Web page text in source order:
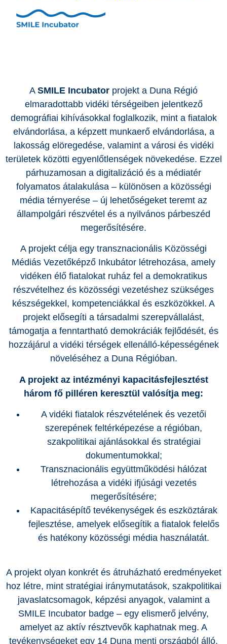
A SMILE Incubator projekt a Duna Régió
elmaradottabb vidéki térségeiben jelentkező
demográfiai kihívásokkal foglalkozik, mint a fiatalok
elvándorlása, a képzett munkaerő elvándorlása, a
lakosság elöregedése, valamint a városi és vidéki
területek közötti egyenlőtlenségek növekedése. Ezzel
párhuzamosan a digitalizáció és a médiatér
folyamatos átalakulása – különösen a közösségi
média térnyerése – új lehetőségeket teremt az
állampolgári részvétel és a nyilvános párbeszéd
megerősítésére.
A projekt célja egy transznacionális Közösségi
Médiás Vezetőképző Inkubátor létrehozása, amely
vidéken élő fiatalokat ruház fel a demokratikus
részvételhez és közösségi vezetéshez szükséges
készségekkel, kompetenciákkal és eszközökkel. A
projekt elősegíti a társadalmi szerepvállalást,
támogatja a fenntartható demokráciák fejlődését, és
hozzájárul a vidéki térségek ellenálló-képességének
növeléséhez a Duna Régióban.
A projekt az intézményi kapacitásfejlesztést
három fő pilléren keresztül valósítja meg:
A vidéki fiatalok részvételének és vezetői
szerepének feltérképezése a régióban,
szakpolitikai ajánlásokkal és stratégiai
dokumentumokkal;
Transznacionális együttműködési hálózat
létrehozása a vidéki ifjúsági vezetés
megerősítésére;
Kapacitásépítő tevékenységek és eszköztárak
fejlesztése, amelyek elősegítik a fiatalok felelős
és hatékony közösségi média használatát.
A projekt olyan konkrét és átruházható eredményeket
hoz létre, mint stratégiai iránymutatások, szakpolitikai
javaslatcsomagok, képzési anyagok, valamint a
SMILE Incubator badge – egy elismerő jelvény,
amelyet az aktív résztvevők kaphatnak meg. A
tevékenységeket egy 14 Duna menti országból álló,